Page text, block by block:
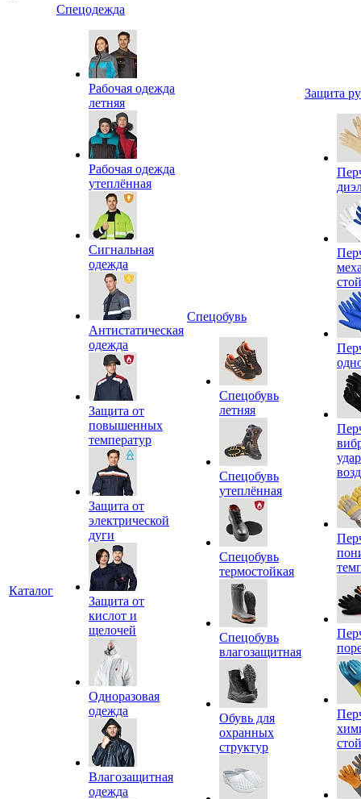
Каталог
Спецодежда
Рабочая одежда
летняя
Рабочая одежда
утеплённая
Сигнальная
одежда
Антистатическая
одежда
Защита от
повышенных
температур
Защита от
электрической
дуги
Защита от
кислот и
щелочей
Одноразовая
одежда
Влагозащитная
одежда
Спецобувь
Спецобувь
летняя
Спецобувь
утеплённая
Спецобувь
термостойкая
Спецобувь
влагозащитная
Обувь для
охранных
структур
Защита